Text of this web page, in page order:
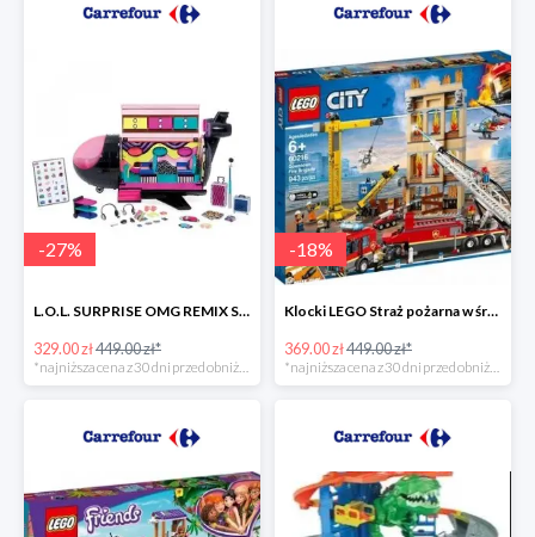
-27%
L.O.L. SURPRISE OMG REMIX Samolot -27%
329.00 zł449.00 zł*
*najniższa cena z 30 dni przed obniżką
-18%
Klocki LEGO Straż pożarna w śródmieściu -18%
369.00 zł449.00 zł*
*najniższa cena z 30 dni przed obniżką